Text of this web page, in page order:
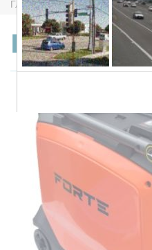
Главная Бензиновые
Forte